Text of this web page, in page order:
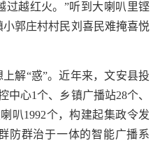
过越红火。”听到大喇叭里铿
郭庄村村民刘喜民难掩喜悦
解“惑”。近年来，文安县投
中心1个、乡镇广播站28个、
叭1992个，构建起集政令发
防群治于一体的智能广播系